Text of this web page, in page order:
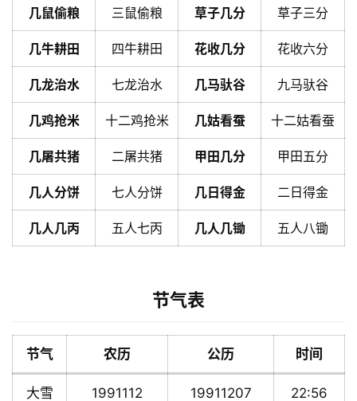
几鼠偷粮 三鼠偷粮 草子几分 草子三分
几牛耕田 四牛耕田 花收几分 花收六分
几龙治水 七龙治水 几马驮谷 九马驮谷
几鸡抢米 十二鸡抢米 几姑看蚕 十二姑看蚕
几屠共猪 二屠共猪 甲田几分 甲田五分
几人分饼 七人分饼 几日得金 二日得金
几人几丙 五人七丙 几人几锄 五人八锄
节气表
节气 农历 公历 时间
大雪 1991112 19911207 22:56